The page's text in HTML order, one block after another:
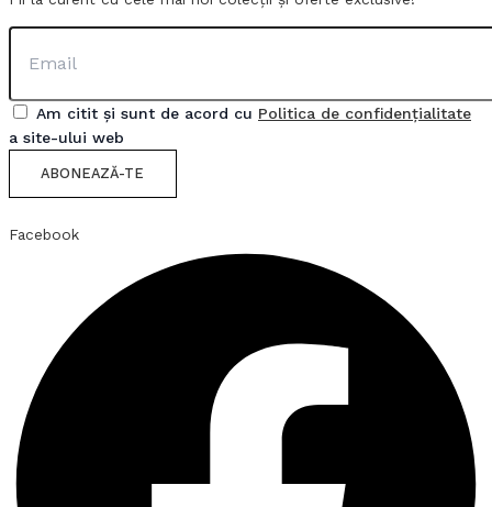
Am citit și sunt de acord cu Politica de confidențialitate
a site-ului web
ABONEAZĂ-TE
Facebook